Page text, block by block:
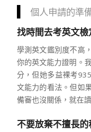
個人申請的準
找時間去考英文
學測英文鑑別度不高
你的英文能力證明。
分，但她多益裸考
文能力的看法。但如
備審也沒關係，就在
不要放棄不擅長的